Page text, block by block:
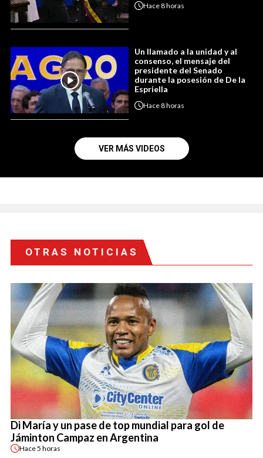
Hace8 horas
Un llamado a la unidad y al
consenso, el mensaje del
presidente del Senado
durante la posesión de De la
Espriella
Hace8 horas
VER MÁS VIDEOS
OTRAS NOTICIAS
Di María y un pase de top mundial para gol de
Jáminton Campaz en Argentina
Hace5 horas